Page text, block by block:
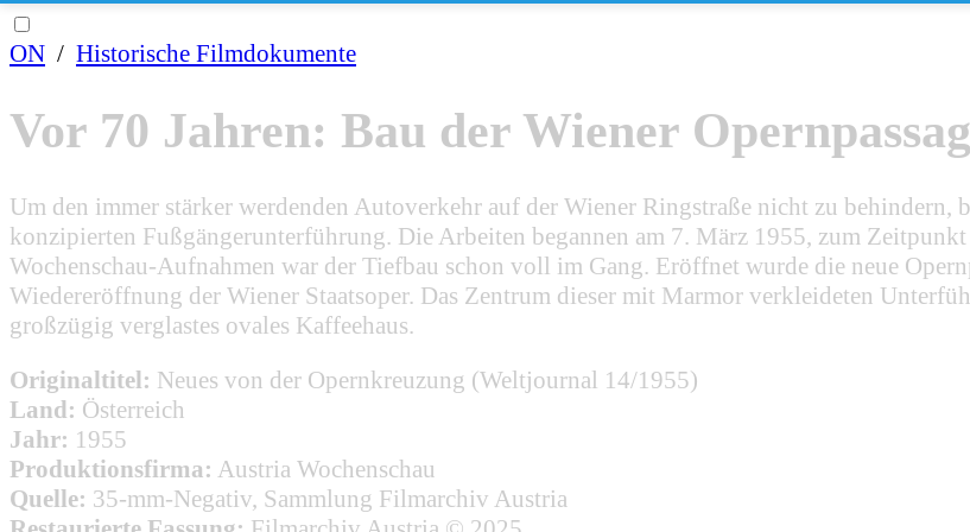
ON / Historische Filmdokumente
Vor 70 Jahren: Bau der Wiener
Um den immer stärker werdenden Autoverkehr auf der Wiener Ringstraße nicht zu behindern,
konzipierten Fußgängerunterführung. Die Arbeiten begannen am 7. März 1955, zum
Wochenschau-Aufnahmen war der Tiefbau schon voll im Gang. Eröffnet wurde die neue
Wiedereröffnung der Wiener Staatsoper. Das Zentrum dieser mit Marmor verkleideten
großzügig verglastes ovales Kaffeehaus.
Originaltitel: Neues von der Opernkreuzung (Weltjournal 14/1955)
Land: Österreich
Jahr: 1955
Produktionsfirma: Austria Wochenschau
Quelle: 35-mm-Negativ, Sammlung Filmarchiv Austria